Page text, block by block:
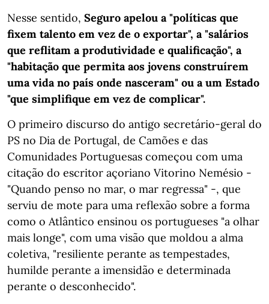
Nesse sentido, Seguro apelou a "políticas que
fixem talento em vez de o exportar", a "salários
que reflitam a produtividade e qualificação", a
"habitação que permita aos jovens construírem
uma vida no país onde nasceram" ou a um Estado
"que simplifique em vez de complicar".
O primeiro discurso do antigo secretário-geral do
PS no Dia de Portugal, de Camões e das
Comunidades Portuguesas começou com uma
citação do escritor açoriano Vitorino Nemésio -
"Quando penso no mar, o mar regressa" -, que
serviu de mote para uma reflexão sobre a forma
como o Atlântico ensinou os portugueses "a olhar
mais longe", com uma visão que moldou a alma
coletiva, "resiliente perante as tempestades,
humilde perante a imensidão e determinada
perante o desconhecido".